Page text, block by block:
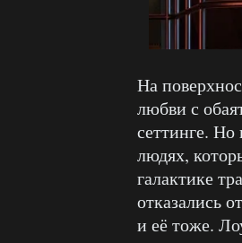
На
любви с
сеттинге. Но
людях,
галактике
отказались
и её тоже.